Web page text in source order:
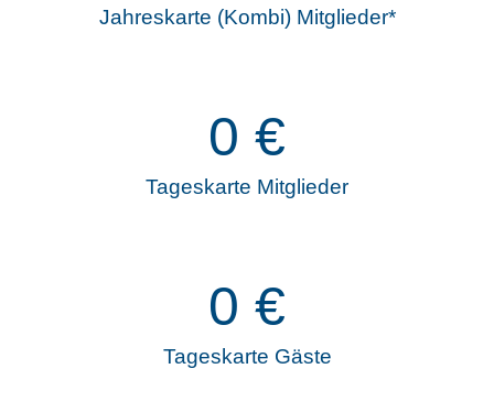
Jahreskarte (Kombi) Mitglieder*
0 €
Tageskarte Mitglieder
0 €
Tageskarte Gäste